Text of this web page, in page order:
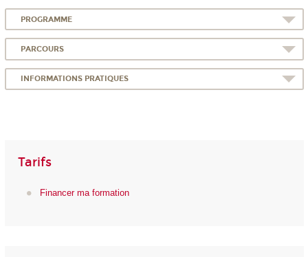
PROGRAMME
PARCOURS
INFORMATIONS PRATIQUES
Tarifs
Financer ma formation